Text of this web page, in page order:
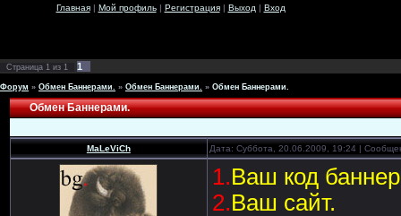
Главная| Мой профиль| Регистрация| Выход | Вход
Страница 1 из 1 1
Форум » Обмен Баннерами. » Обмен Баннерами. » Обмен Баннерами.
Обмен Баннерами.
MaLeViCh Дата: Суббота, 20.06.2009, 19:24 |
1.Ваш код
2.Ваш сайт.